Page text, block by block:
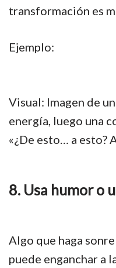
transformación es
Ejemplo:
Visual: Imagen de
energía, luego una
«¿De esto… a esto?
8. Usa humor o
Algo que haga
puede enganchar a